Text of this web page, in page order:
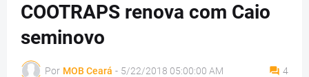
COOTRAPS renova com Caio
seminovo
Por MOB Ceará - 5/22/2018 05:00:00 AM 4